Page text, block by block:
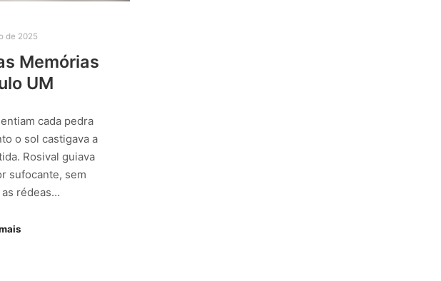
de 2025
Memórias
UM
cada pedra
o sol castigava a
Rosival guiava
sufocante, sem
rédeas…